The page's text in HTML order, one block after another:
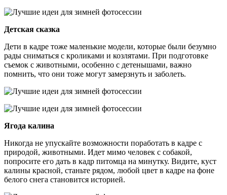
Детская сказка
Дети в кадре тоже маленькие модели, которые были безумно
рады сниматься с кроликами и козлятами. При подготовке
съемок с животными, особенно с детенышами, важно
помнить, что они тоже могут замерзнуть и заболеть.
Ягода калина
Никогда не упускайте возможности поработать в кадре с
природой, животными. Идет мимо человек с собакой,
попросите его дать в кадр питомца на минутку. Видите, куст
калины красной, станьте рядом, любой цвет в кадре на фоне
белого снега становится историей.